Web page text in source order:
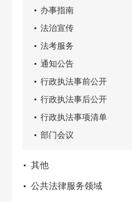
办事指南
法治宣传
法考服务
通知公告
行政执法事前公开
行政执法事后公开
行政执法事项清单
部门会议
其他
公共法律服务领域